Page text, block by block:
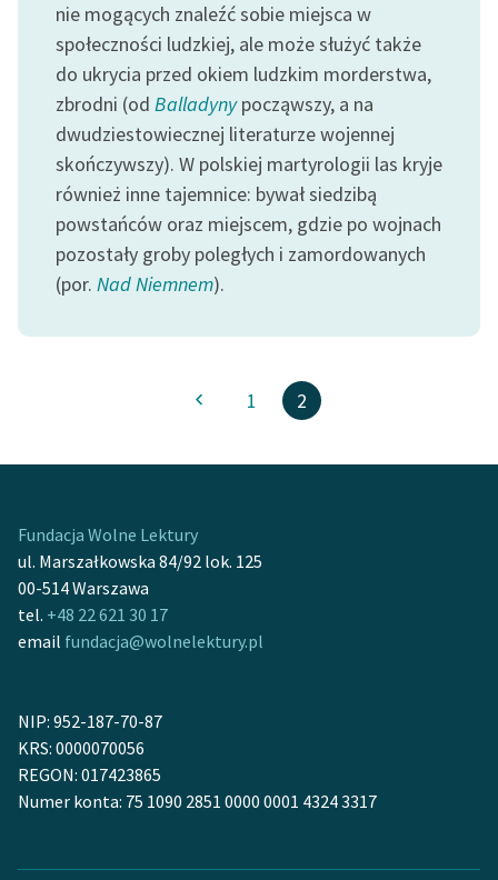
nie mogących znaleźć sobie miejsca w
społeczności ludzkiej, ale może służyć także
do ukrycia przed okiem ludzkim morderstwa,
zbrodni (od Balladynypocząwszy, a na
dwudziestowiecznej literaturze wojennej
skończywszy). W polskiej martyrologii las kryje
również inne tajemnice: bywał siedzibą
powstańców oraz miejscem, gdzie po wojnach
pozostały groby poległych i zamordowanych
(por. Nad Niemnem).
1 2
Fundacja Wolne Lektury
ul. Marszałkowska 84/92 lok. 125
00-514 Warszawa
tel. +48 22 621 30 17
email fundacja@wolnelektury.pl
NIP: 952-187-70-87
KRS: 0000070056
REGON: 017423865
Numer konta: 75 1090 2851 0000 0001 4324 3317